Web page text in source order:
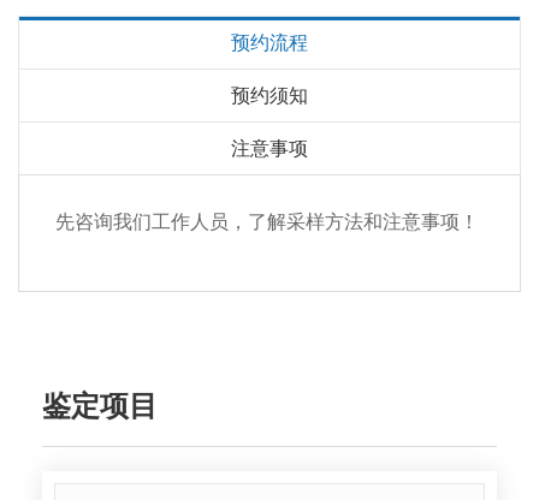
预约流程
预约须知
注意事项
先咨询我们工作人员，了解采样方法和注意事项！
鉴定项目